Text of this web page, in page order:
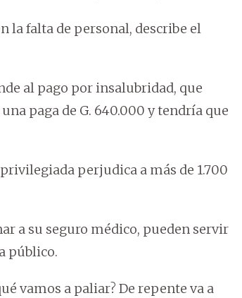
la falta de personal, describe el
al pago por insalubridad, que
paga de G. 640.000 y tendría que
perjudica a más de 1.700
a su seguro médico, pueden servir
público.
vamos a paliar? De repente va a